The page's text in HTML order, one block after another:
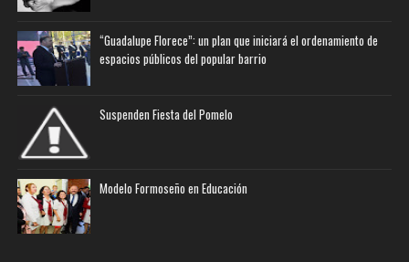
“Guadalupe Florece”: un plan que iniciará el ordenamiento de
espacios públicos del popular barrio
Suspenden Fiesta del Pomelo
Modelo Formoseño en Educación